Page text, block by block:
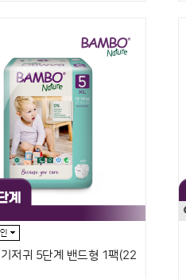
저귀 5단계 밴드형 1팩(22